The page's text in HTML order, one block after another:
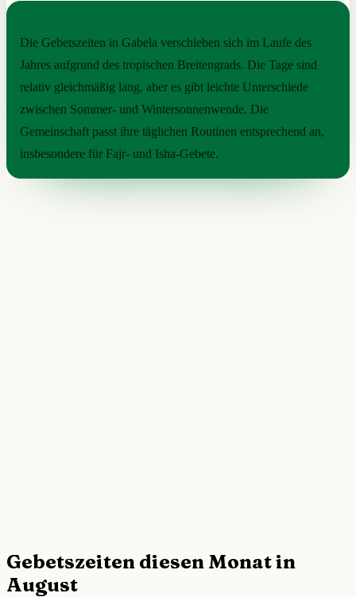
Die Gebetszeiten in Gabela verschieben sich im Laufe des
Jahres aufgrund des tropischen Breitengrads. Die Tage sind
relativ gleichmäßig lang, aber es gibt leichte Unterschiede
zwischen Sommer- und Wintersonnenwende. Die
Gemeinschaft passt ihre täglichen Routinen entsprechend an,
insbesondere für Fajr- und Isha-Gebete.
Gebetszeiten diesen Monat in
August